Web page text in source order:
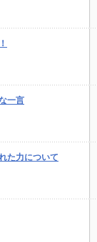
一言
た力について